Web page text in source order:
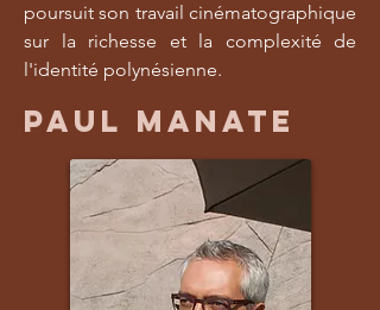
poursuit son travail cinématographique
sur la richesse et la complexité de
l'identité polynésienne.
PAUL MANATE